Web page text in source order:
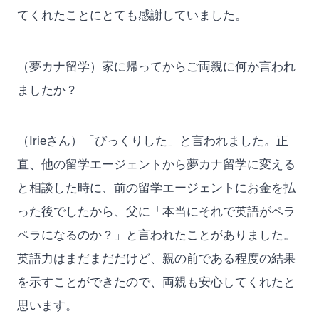
てくれたことにとても感謝していました。
（夢カナ留学）家に帰ってからご両親に何か言われ
ましたか？
（Irieさん）「びっくりした」と言われました。正
直、他の留学エージェントから夢カナ留学に変える
と相談した時に、前の留学エージェントにお金を払
った後でしたから、父に「本当にそれで英語がペラ
ペラになるのか？」と言われたことがありました。
英語力はまだまだだけど、親の前である程度の結果
を示すことができたので、両親も安心してくれたと
思います。